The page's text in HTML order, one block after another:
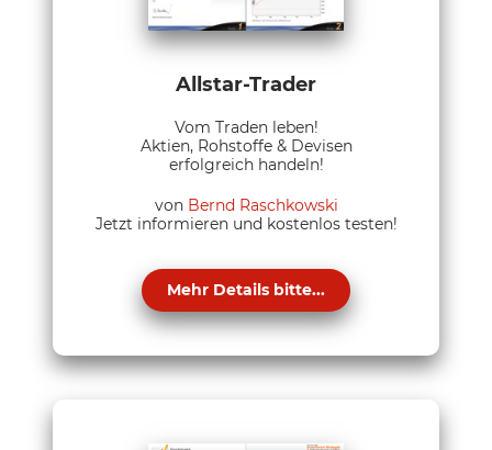
Allstar-Trader
Vom Traden leben!
Aktien, Rohstoffe & Devisen
erfolgreich handeln!
von Bernd Raschkowski
Jetzt informieren und kostenlos testen!
Mehr Details bitte...